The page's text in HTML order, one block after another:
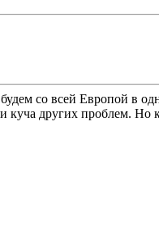
со всей Европой в
куча других проблем.